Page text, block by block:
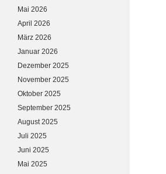
Mai 2026
April 2026
März 2026
Januar 2026
Dezember 2025
November 2025
Oktober 2025
September 2025
August 2025
Juli 2025
Juni 2025
Mai 2025